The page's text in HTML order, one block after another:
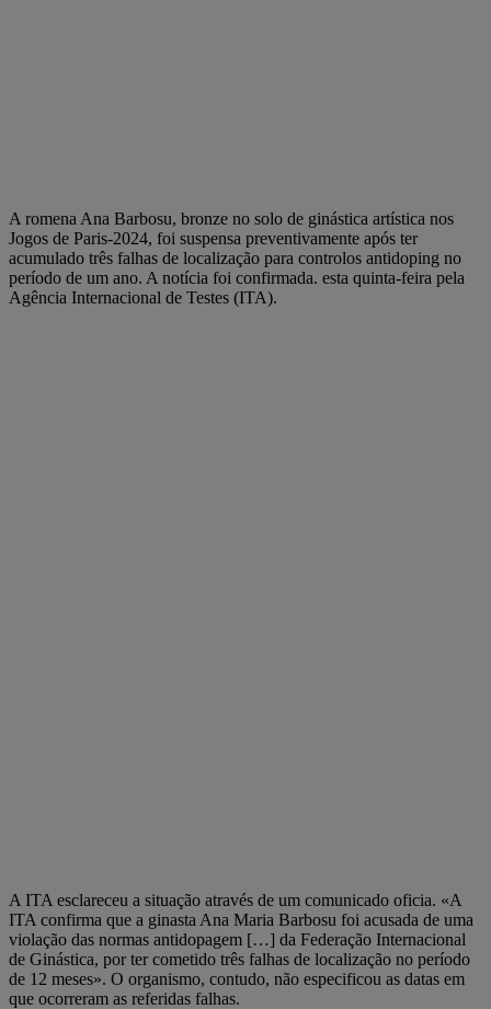
A romena Ana Barbosu, bronze no solo de ginástica artística nos
Jogos de Paris-2024, foi suspensa preventivamente após ter
acumulado três falhas de localização para controlos antidoping no
período de um ano. A notícia foi confirmada. esta quinta-feira pela
Agência Internacional de Testes (ITA).
A ITA esclareceu a situação através de um comunicado oficia. «A
ITA confirma que a ginasta Ana Maria Barbosu foi acusada de uma
violação das normas antidopagem […] da Federação Internacional
de Ginástica, por ter cometido três falhas de localização no período
de 12 meses». O organismo, contudo, não especificou as datas em
que ocorreram as referidas falhas.